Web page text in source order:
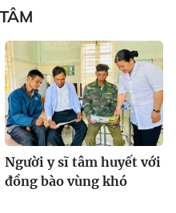
Người y sĩ tâm huyết với
đồng bào vùng khó